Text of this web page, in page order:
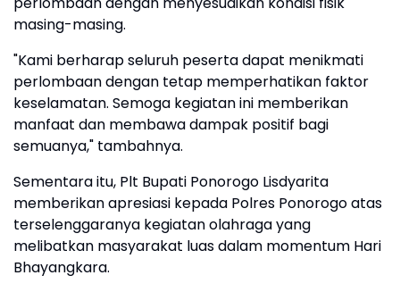
masing-masing.
"Kami berharap seluruh peserta dapat menikmati
perlombaan dengan tetap memperhatikan faktor
keselamatan. Semoga kegiatan ini memberikan
manfaat dan membawa dampak positif bagi
semuanya," tambahnya.
Sementara itu, Plt Bupati Ponorogo Lisdyarita
memberikan apresiasi kepada Polres Ponorogo atas
terselenggaranya kegiatan olahraga yang
melibatkan masyarakat luas dalam momentum Hari
Bhayangkara.